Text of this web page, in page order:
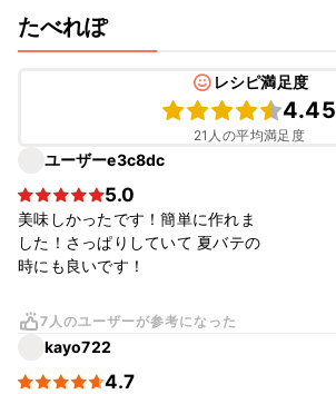
たべれぽ
レシピ満足度
4.45
21人の平均満足度
ユーザーe3c8dc
5.0
美味しかったです！簡単に作れま
した！さっぱりしていて 夏バテの
時にも良いです！
7人のユーザーが参考になった
kayo722
4.7